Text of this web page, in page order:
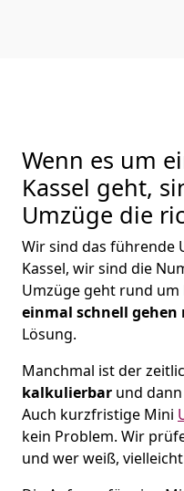
Wenn es um
Kassel geht,
Umzüge die
Wir sind das führende
Kassel, wir sind die
Umzüge geht rund um
einmal schnell gehen
Lösung.
Manchmal ist der
kalkulierbar und
Auch kurzfristige Mini
kein Problem. Wir
und wer weiß,